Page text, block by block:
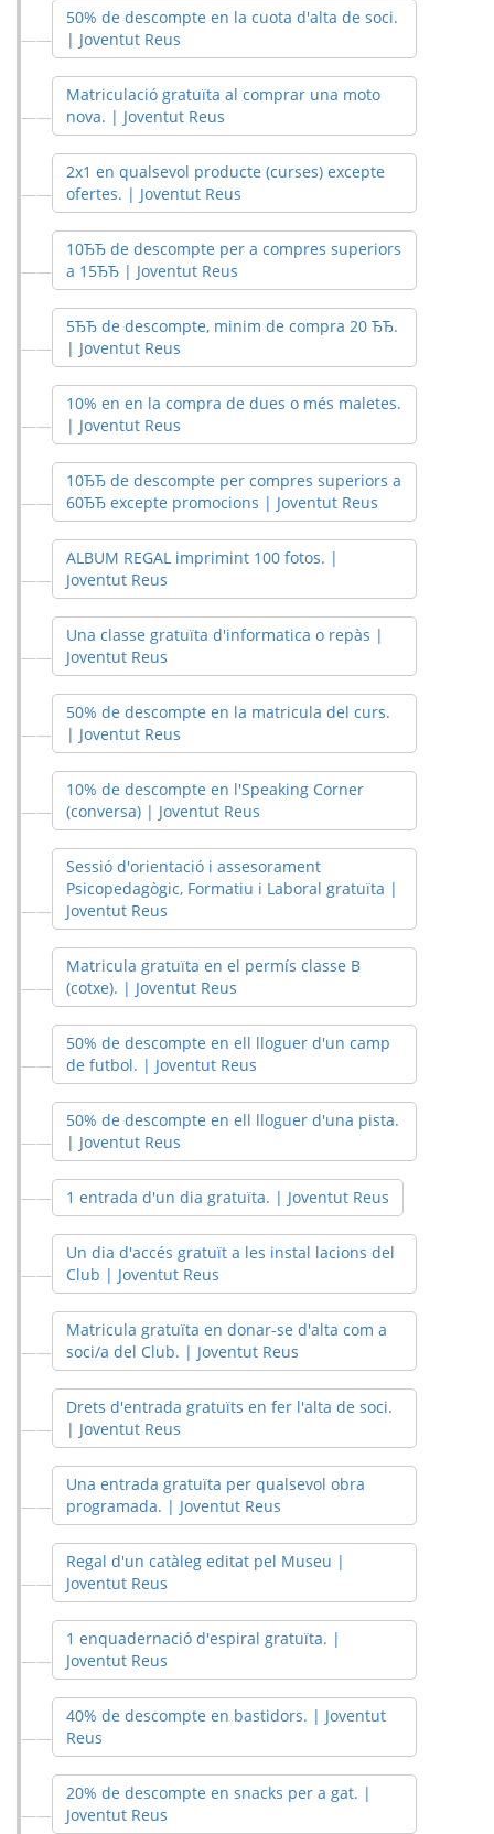
50% de descompte en la cuota d'alta de soci.
| Joventut Reus
Matriculació gratuïta al comprar una moto
nova. | Joventut Reus
2x1 en qualsevol producte (curses) excepte
ofertes. | Joventut Reus
10ЂЂ de descompte per a compres superiors
a 15ЂЂ | Joventut Reus
5ЂЂ de descompte, minim de compra 20 ЂЂ.
| Joventut Reus
10% en en la compra de dues o més maletes.
| Joventut Reus
10ЂЂ de descompte per compres superiors a
60ЂЂ excepte promocions | Joventut Reus
ALBUM REGAL imprimint 100 fotos. |
Joventut Reus
Una classe gratuïta d'informatica o repàs |
Joventut Reus
50% de descompte en la matricula del curs.
| Joventut Reus
10% de descompte en l'Speaking Corner
(conversa) | Joventut Reus
Sessió d'orientació i assesorament
Psicopedagògic, Formatiu i Laboral gratuïta |
Joventut Reus
Matricula gratuïta en el permís classe B
(cotxe). | Joventut Reus
50% de descompte en ell lloguer d'un camp
de futbol. | Joventut Reus
50% de descompte en ell lloguer d'una pista.
| Joventut Reus
1 entrada d'un dia gratuïta. | Joventut Reus
Un dia d'accés gratuït a les instal lacions del
Club | Joventut Reus
Matricula gratuïta en donar-se d'alta com a
soci/a del Club. | Joventut Reus
Drets d'entrada gratuïts en fer l'alta de soci.
| Joventut Reus
Una entrada gratuïta per qualsevol obra
programada. | Joventut Reus
Regal d'un catàleg editat pel Museu |
Joventut Reus
1 enquadernació d'espiral gratuïta. |
Joventut Reus
40% de descompte en bastidors. | Joventut
Reus
20% de descompte en snacks per a gat. |
Joventut Reus